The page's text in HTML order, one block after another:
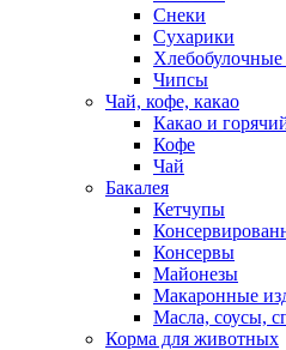
Снеки
Сухарики
Хлебобулочные
Чипсы
Чай, кофе, какао
Какао и
Кофе
Чай
Бакалея
Кетчупы
Консервы
Майонезы
Макаронные
Масла, соусы,
Корма для животных